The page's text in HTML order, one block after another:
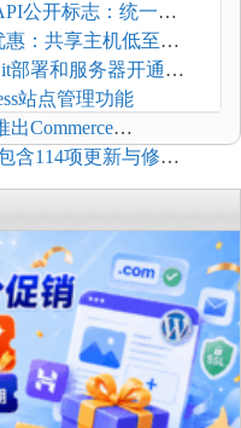
公开标志：统一支
惠：共享主机低至
扣
部署和服务器开通更
站点管理功能
出Commerce
留前台体验并扩展电
含114项更新与修